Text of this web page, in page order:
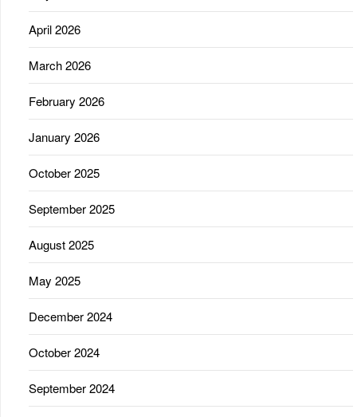
April 2026
March 2026
February 2026
January 2026
October 2025
September 2025
August 2025
May 2025
December 2024
October 2024
September 2024